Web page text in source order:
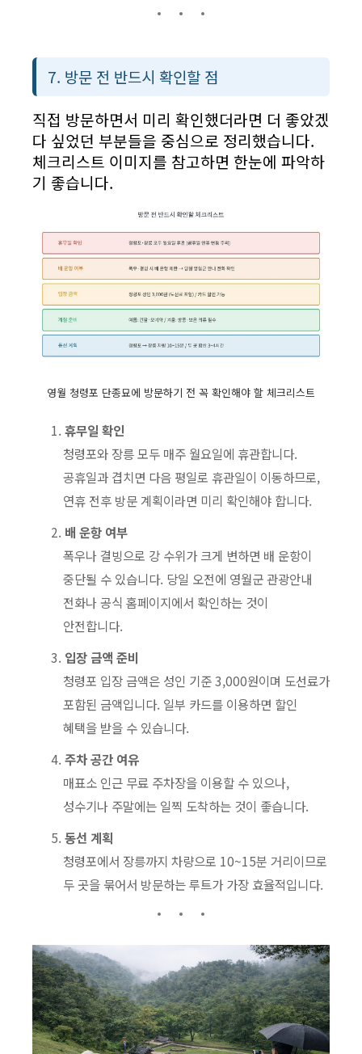
7. 방문 전 반드시 확인할 점
직접 방문하면서 미리 확인했더라면 더 좋았겠
다 싶었던 부분들을 중심으로 정리했습니다.
체크리스트 이미지를 참고하면 한눈에 파악하
기 좋습니다.
영월 청령포 단종묘에 방문하기 전 꼭 확인해야 할 체크리스트
휴무일 확인
청령포와 장릉 모두 매주 월요일에 휴관합니다.
공휴일과 겹치면 다음 평일로 휴관일이 이동하므로,
연휴 전후 방문 계획이라면 미리 확인해야 합니다.
배 운항 여부
폭우나 결빙으로 강 수위가 크게 변하면 배 운항이
중단될 수 있습니다. 당일 오전에 영월군 관광안내
전화나 공식 홈페이지에서 확인하는 것이
안전합니다.
입장 금액 준비
청령포 입장 금액은 성인 기준 3,000원이며 도선료가
포함된 금액입니다. 일부 카드를 이용하면 할인
혜택을 받을 수 있습니다.
주차 공간 여유
매표소 인근 무료 주차장을 이용할 수 있으나,
성수기나 주말에는 일찍 도착하는 것이 좋습니다.
동선 계획
청령포에서 장릉까지 차량으로 10~15분 거리이므로
두 곳을 묶어서 방문하는 루트가 가장 효율적입니다.